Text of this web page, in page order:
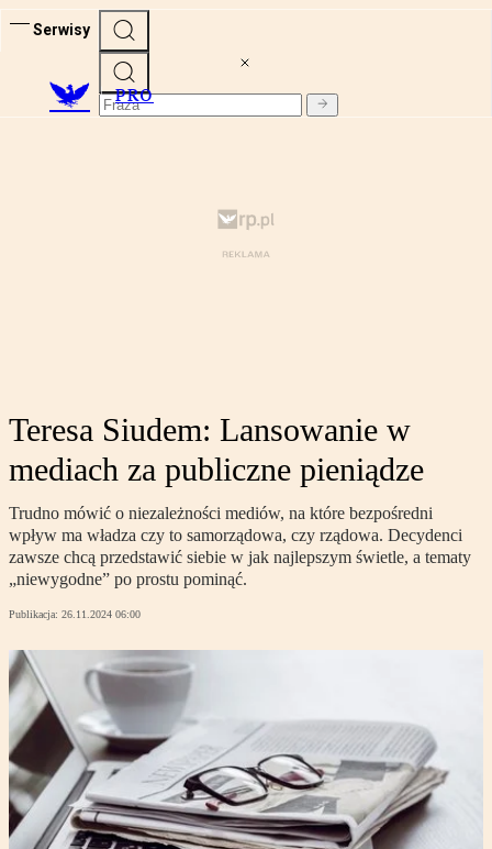
Serwisy
PRO
Teresa Siudem: Lansowanie w
mediach za publiczne pieniądze
Trudno mówić o niezależności mediów, na które bezpośredni
wpływ ma władza czy to samorządowa, czy rządowa. Decydenci
zawsze chcą przedstawić siebie w jak najlepszym świetle, a tematy
„niewygodne” po prostu pominąć.
Publikacja: 26.11.2024 06:00